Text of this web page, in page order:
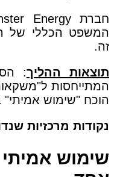
המשפט הכללי של
זה.
תוצאות ההליך:
המתייחסות
הוכח "שימוש
נקודות מרכזיות
שימוש